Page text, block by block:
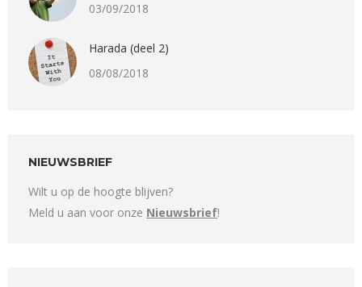
03/09/2018
Harada (deel 2)
08/08/2018
NIEUWSBRIEF
Wilt u op de hoogte blijven?
Meld u aan voor onze Nieuwsbrief!